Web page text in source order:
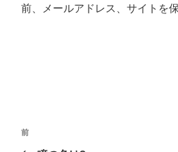
前、メールアドレス、サイトを保
投
過
前